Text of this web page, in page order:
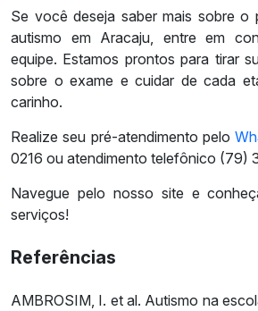
Se você deseja saber mais sobre o
autismo em Aracaju, entre em
equipe. Estamos prontos para tirar
sobre o exame e cuidar de cada
carinho.
Realize seu pré-atendimento pelo
0216 ou atendimento telefônico (79)
Navegue pelo nosso site e
serviços!
Referências
AMBROSIM, I. et al. Autismo na